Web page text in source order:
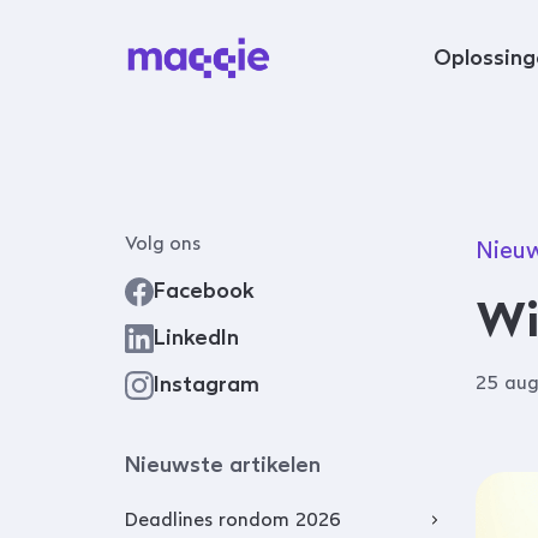
Volg ons
Facebook
LinkedIn
Instagram
Nieuwste artikelen
Deadlines rondom 2026
25